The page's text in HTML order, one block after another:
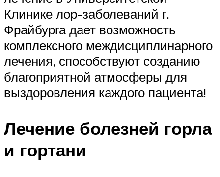
Клинике лор-заболеваний г.
Фрайбурга дает возможность
комплексного междисциплинарного
лечения, способствуют созданию
благоприятной атмосферы для
выздоровления каждого пациента!
Лечение болезней горла
и гортани